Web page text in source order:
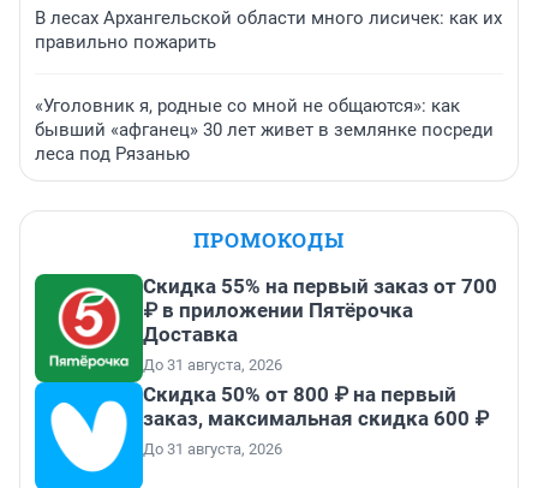
В лесах Архангельской области много лисичек: как их
правильно пожарить
«Уголовник я, родные со мной не общаются»: как
бывший «афганец» 30 лет живет в землянке посреди
леса под Рязанью
ПРОМОКОДЫ
Скидка 55% на первый заказ от 700
₽ в приложении Пятёрочка
Доставка
До 31 августа, 2026
Скидка 50% от 800 ₽ на первый
заказ, максимальная скидка 600 ₽
До 31 августа, 2026